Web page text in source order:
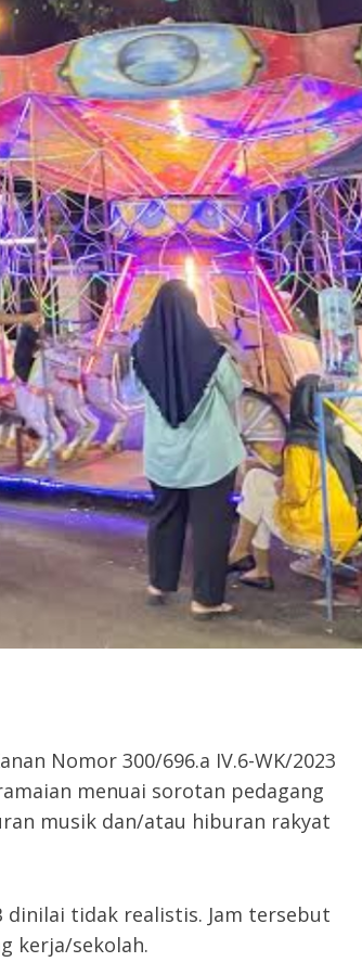
Nomor 300/696.a IV.6-WK/2023
menuai sorotan pedagang
musik dan/atau hiburan rakyat
dinilai tidak realistis. Jam tersebut
kerja/sekolah.